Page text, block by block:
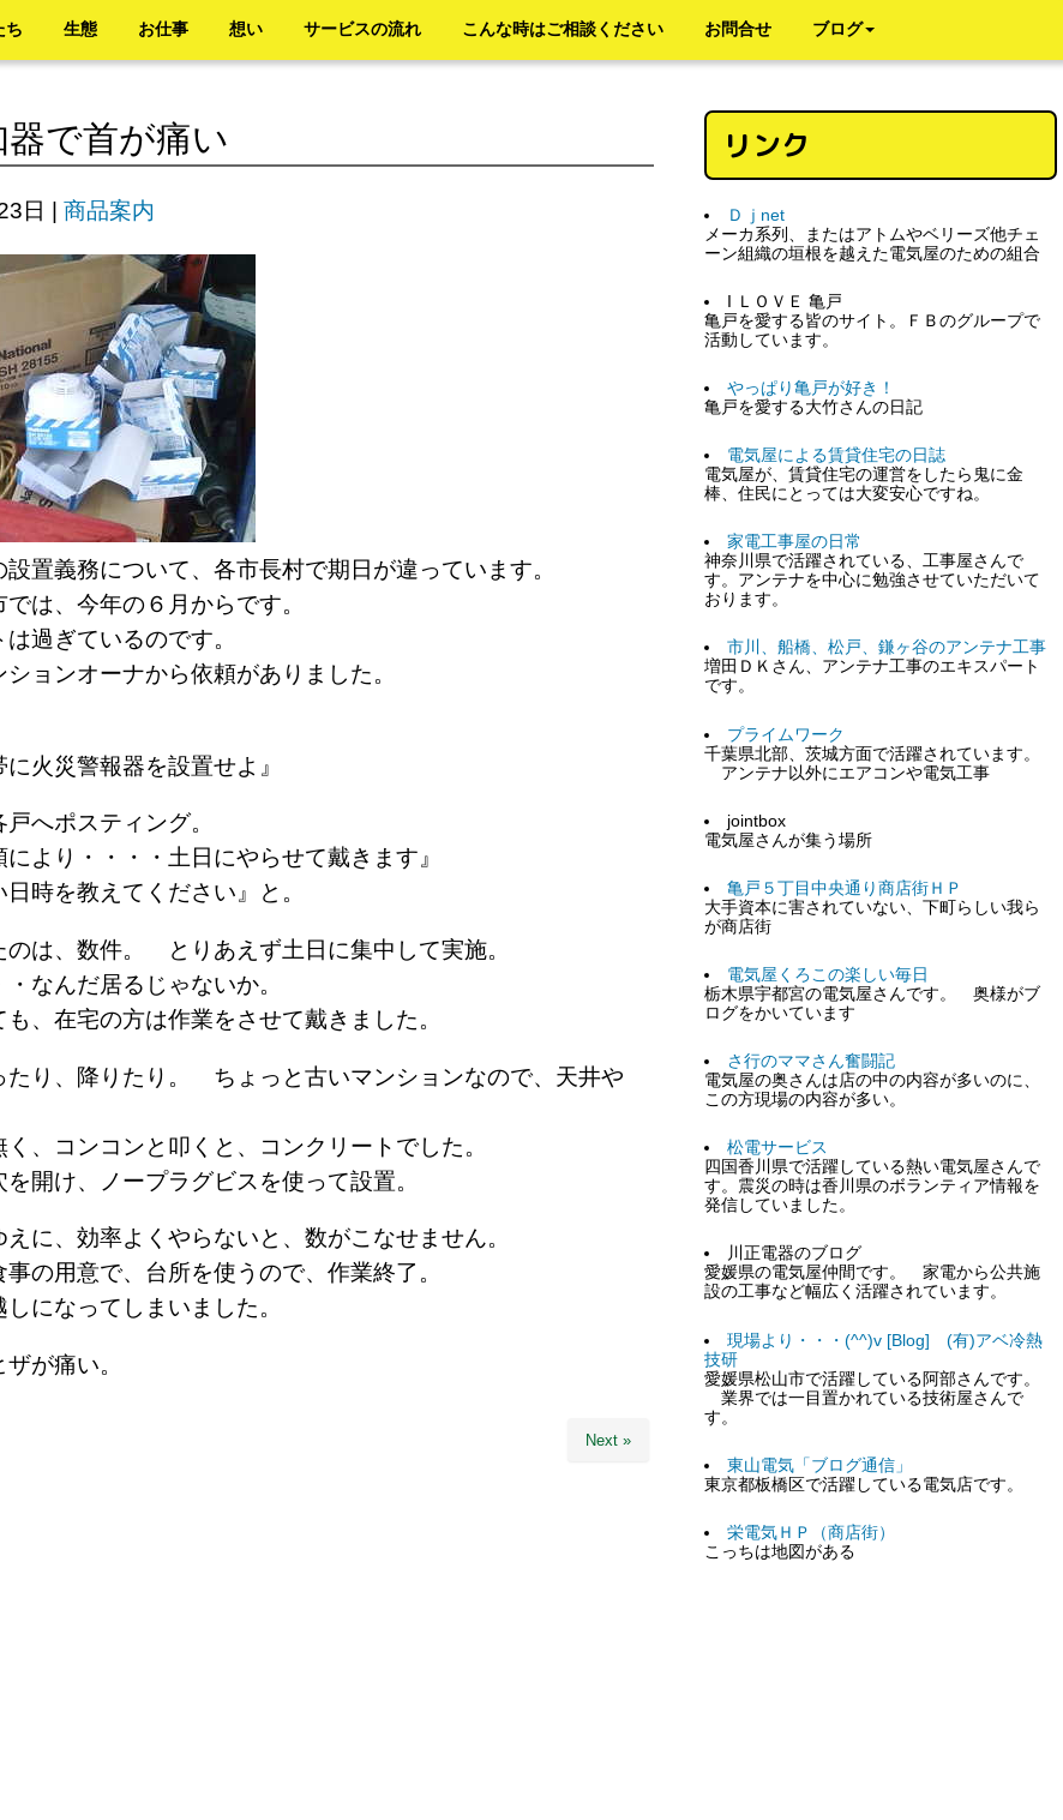
ち 生態 お仕事 想い サービスの流れ こんな時はご相談ください お問合せ ブログ
器で首が痛い
日 商品案内
設置義務について、各市長村で期日が違っています。
では、今年の６月からです。
過ぎているのです。
ョンオーナから依頼がありました。
に火災警報器を設置せよ』
へポスティング。
により・・・・土日にやらせて戴きます』
日時を教えてください』と。
のは、数件。 とりあえず土日に集中して実施。
・なんだ居るじゃないか。
も、在宅の方は作業をさせて戴きました。
たり、降りたり。 ちょっと古いマンションなので、天井や
、コンコンと叩くと、コンクリートでした。
を開け、ノープラグビスを使って設置。
に、効率よくやらないと、数がこなせません。
の用意で、台所を使うので、作業終了。
になってしまいました。
が痛い。
Next »
リンク
Ｄｊnet
メーカ系列、またはアトムやベリーズ他チェ
ーン組織の垣根を越えた電気屋のための組合
I ＬＯＶＥ 亀戸
亀戸を愛する皆のサイト。ＦＢのグループで
活動しています。
やっぱり亀戸が好き！
亀戸を愛する大竹さんの日記
電気屋による賃貸住宅の日誌
電気屋が、賃貸住宅の運営をしたら鬼に金
棒、住民にとっては大変安心ですね。
家電工事屋の日常
神奈川県で活躍されている、工事屋さんで
す。アンテナを中心に勉強させていただいて
おります。
市川、船橋、松戸、鎌ヶ谷のアンテナ工事
増田ＤＫさん、アンテナ工事のエキスパート
です。
プライムワーク
千葉県北部、茨城方面で活躍されています。
アンテナ以外にエアコンや電気工事
jointbox
電気屋さんが集う場所
亀戸５丁目中央通り商店街ＨＰ
大手資本に害されていない、下町らしい我ら
が商店街
電気屋くろこの楽しい毎日
栃木県宇都宮の電気屋さんです。 奥様がブ
ログをかいています
さ行のママさん奮闘記
電気屋の奥さんは店の中の内容が多いのに、
この方現場の内容が多い。
松電サービス
四国香川県で活躍している熱い電気屋さんで
す。震災の時は香川県のボランティア情報を
発信していました。
川正電器のブログ
愛媛県の電気屋仲間です。 家電から公共施
設の工事など幅広く活躍されています。
現場より・・・(^^)v [Blog] (有)アベ冷熱
技研
愛媛県松山市で活躍している阿部さんです。
業界では一目置かれている技術屋さんで
す。
東山電気「ブログ通信」
東京都板橋区で活躍している電気店です。
栄電気ＨＰ（商店街）
こっちは地図がある